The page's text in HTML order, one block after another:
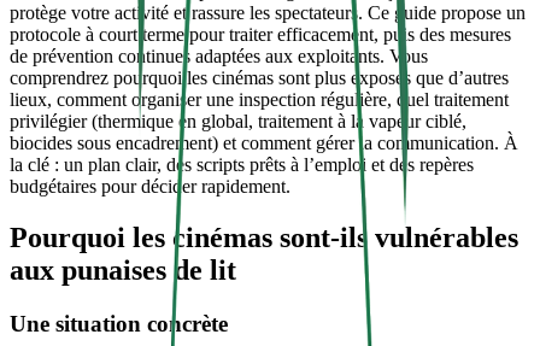
protège votre activité et rassure les spectateurs. Ce guide propose un
protocole à court terme pour traiter efficacement, puis des mesures
de prévention continues adaptées aux exploitants. Vous
comprendrez pourquoi les cinémas sont plus exposés que d’autres
lieux, comment organiser une inspection régulière, quel traitement
privilégier (thermique en global, traitement à la vapeur ciblé,
biocides sous encadrement) et comment gérer la communication. À
la clé : un plan clair, des scripts prêts à l’emploi et des repères
budgétaires pour décider rapidement.
Pourquoi les cinémas sont-ils vulnérables
aux punaises de lit
Une situation concrète